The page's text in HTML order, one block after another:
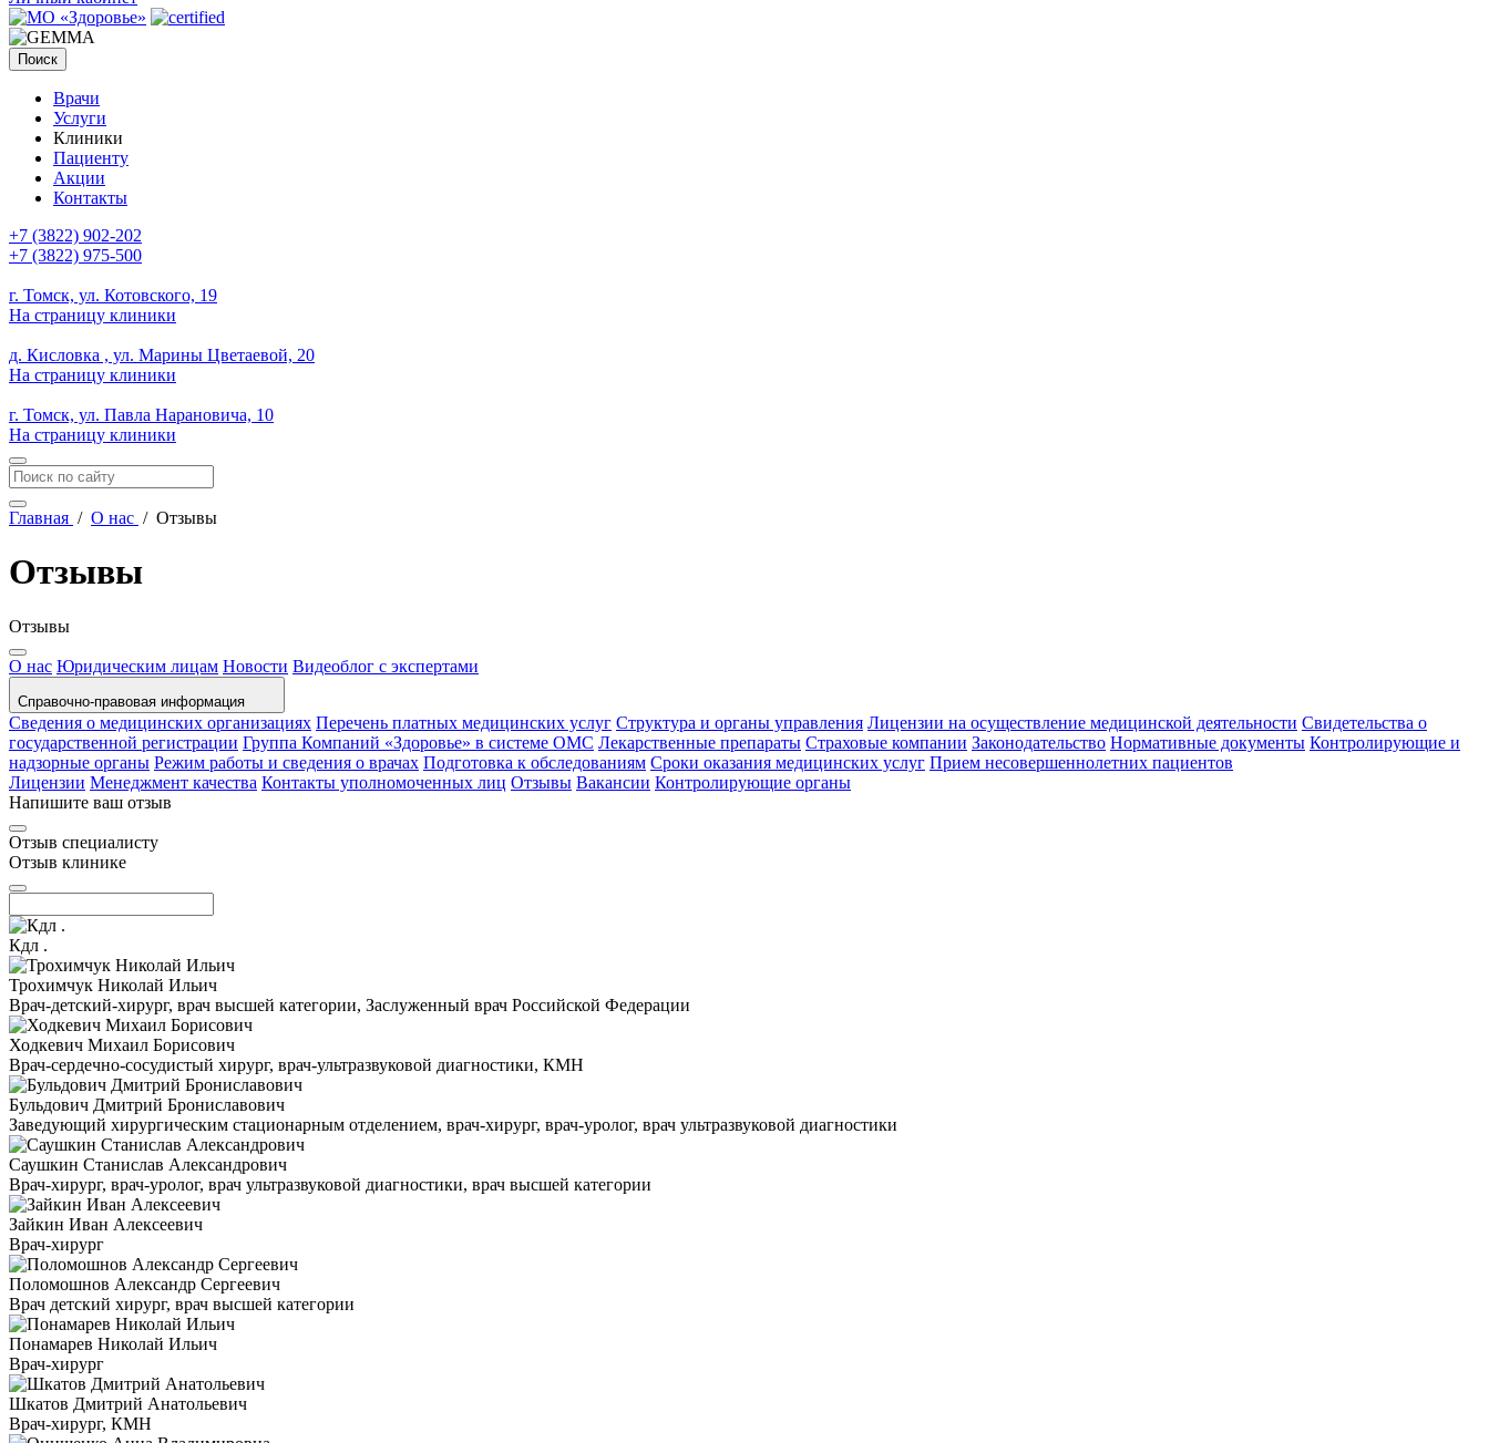
Поиск
Врачи
Услуги
Клиники
Пациенту
Акции
Контакты
+7 (3822) 902-202
+7 (3822) 975-500
г. Томск, ул. Котовского, 19
На страницу клиники
д. Кисловка , ул. Марины Цветаевой, 20
На страницу клиники
г. Томск, ул. Павла Нарановича, 10
На страницу клиники
Главная / О нас / Отзывы
Отзывы
Отзывы
О нас Юридическим лицам Новости Видеоблог с экспертами
Справочно-правовая информация
Сведения о медицинских организациях Перечень платных медицинских услуг Структура и органы управления Лицензии на осуществление медицинской деятельности Свидетельства о
государственной регистрации Группа Компаний «Здоровье» в системе ОМС Лекарственные препараты Страховые компании Законодательство Нормативные документы Контролирующие и
надзорные органы Режим работы и сведения о врачах Подготовка к обследованиям Сроки оказания медицинских услуг Прием несовершеннолетних пациентов
Лицензии Менеджмент качества Контакты уполномоченных лиц Отзывы Вакансии Контролирующие органы
Напишите ваш отзыв
Отзыв специалисту
Отзыв клинике
Кдл .
Трохимчук Николай Ильич
Врач-детский-хирург, врач высшей категории, Заслуженный врач Российской Федерации
Ходкевич Михаил Борисович
Врач-сердечно-сосудистый хирург, врач-ультразвуковой диагностики, КМН
Бульдович Дмитрий Брониславович
Заведующий хирургическим стационарным отделением, врач-хирург, врач-уролог, врач ультразвуковой диагностики
Саушкин Станислав Александрович
Врач-хирург, врач-уролог, врач ультразвуковой диагностики, врач высшей категории
Зайкин Иван Алексеевич
Врач-хирург
Поломошнов Александр Сергеевич
Врач детский хирург, врач высшей категории
Понамарев Николай Ильич
Врач-хирург
Шкатов Дмитрий Анатольевич
Врач-хирург, КМН